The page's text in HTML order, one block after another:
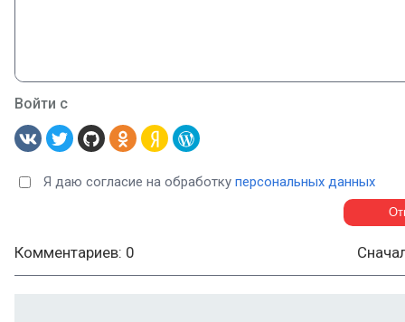
Войти с
Я даю согласие на обработку персональных данных
Комментариев: 0